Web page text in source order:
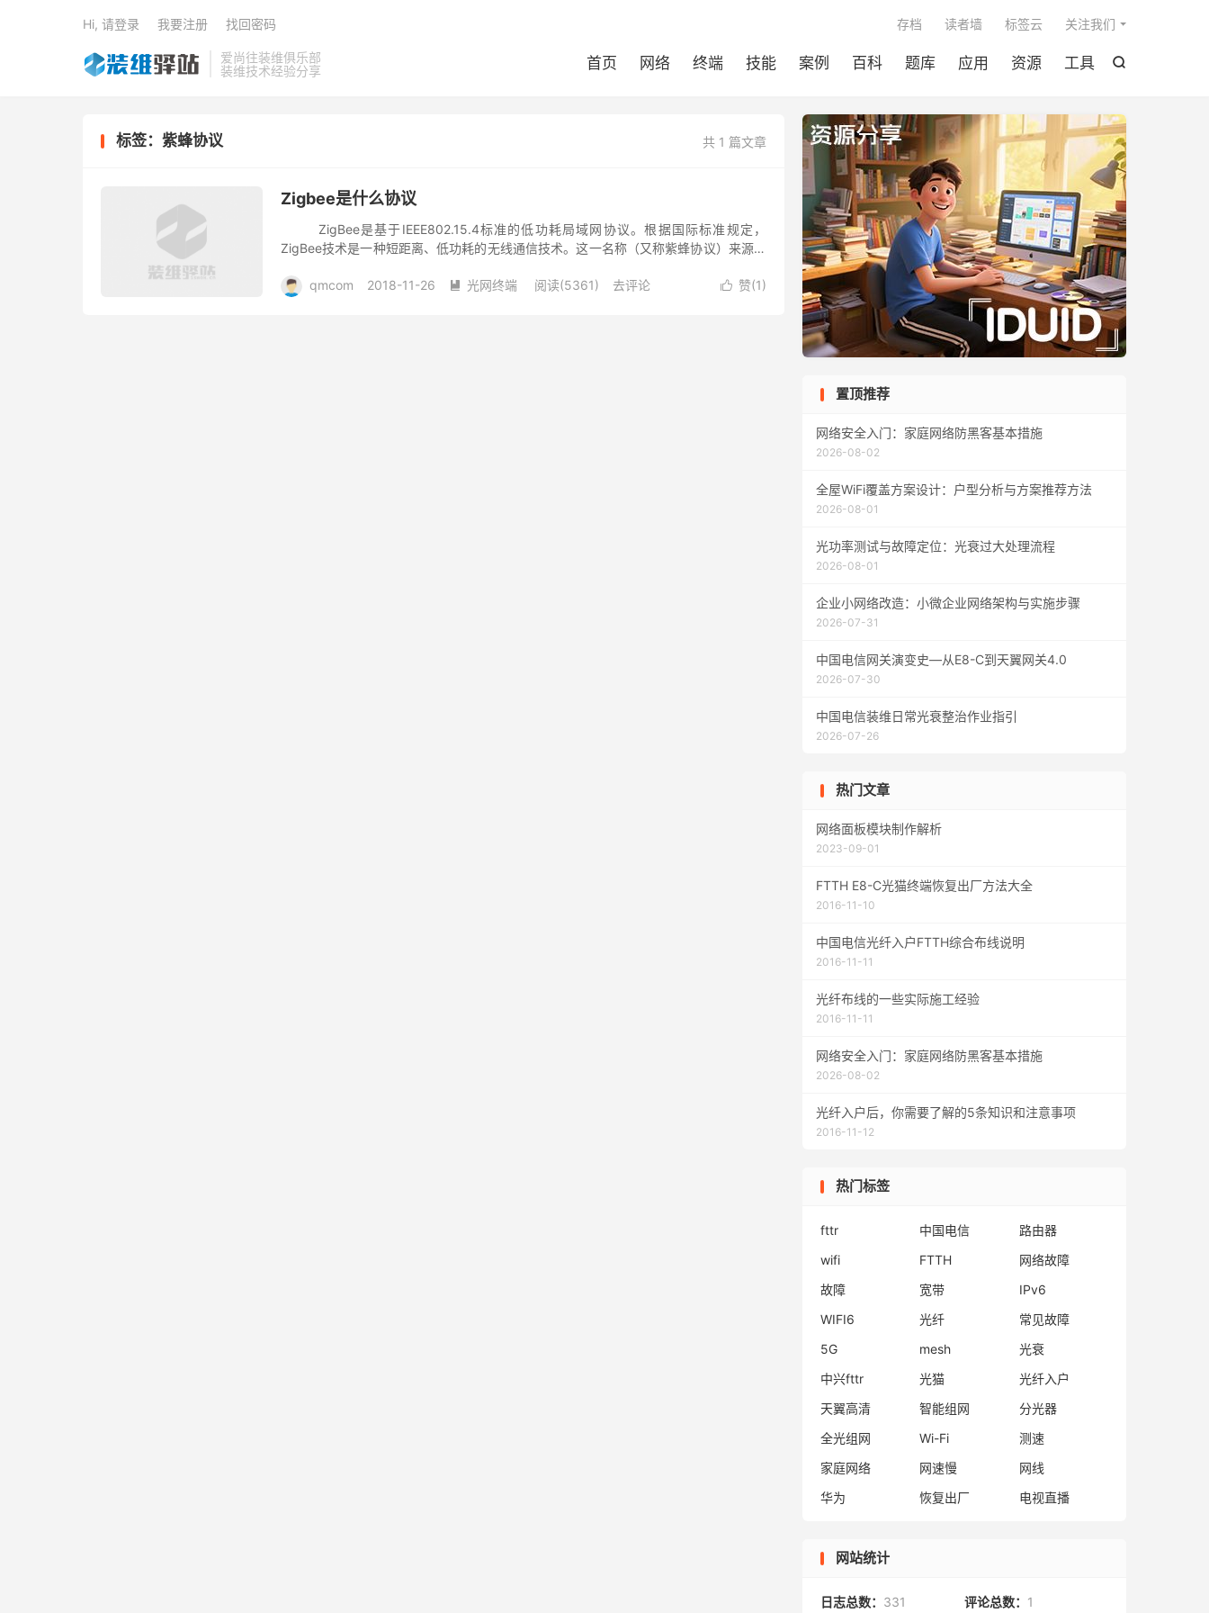
爱尚往装维俱乐部
装维技术经验分享

首页 网络 终端 技能 案例 百科 题库 应用 资源 工具
存档 读者墙 标签云 关注我们
Hi, 请登录 我要注册 找回密码
共 1 篇文章
标签：紫蜂协议
Zigbee是什么协议
ZigBee是基于IEEE802.15.4标准的低功耗局域网协议。根据国际标准规定，
ZigBee技术是一种短距离、低功耗的无线通信技术。这一名称（又称紫蜂协议）来源于
 赞(1)
qmcom 2018-11-26  光网终端 阅读(5361) 去评论
置顶推荐
网络安全入门：家庭网络防黑客基本措施
2026-08-02
全屋WiFi覆盖方案设计：户型分析与方案推荐方法
2026-08-01
光功率测试与故障定位：光衰过大处理流程
2026-08-01
企业小网络改造：小微企业网络架构与实施步骤
2026-07-31
中国电信网关演变史—从E8-C到天翼网关4.0
2026-07-30
中国电信装维日常光衰整治作业指引
2026-07-26
热门文章
网络面板模块制作解析
2023-09-01
FTTH E8-C光猫终端恢复出厂方法大全
2016-11-10
中国电信光纤入户FTTH综合布线说明
2016-11-11
光纤布线的一些实际施工经验
2016-11-11
网络安全入门：家庭网络防黑客基本措施
2026-08-02
光纤入户后，你需要了解的5条知识和注意事项
2016-11-12
热门标签
fttr 中国电信
路由器
wifi
FTTH
网络故障
故障
宽带
IPv6
WIFI6
光纤
常见故障
5G
mesh
光衰
中兴fttr
光猫
光纤入户
天翼高清
智能组网
分光器
全光组网
Wi-Fi
测速
家庭网络
网速慢
网线
华为
恢复出厂 电视直播
网站统计
日志总数： 331 评论总数： 1